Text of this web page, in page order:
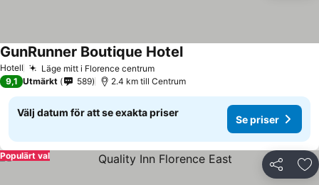
Hotell Läge mitt i Florence centrum
GunRunner Boutique Hotel
9,1 Utmärkt 589 2.4 km till Centrum
Välj datum för att se exakta priser
Se priser
Dela
Populärt val